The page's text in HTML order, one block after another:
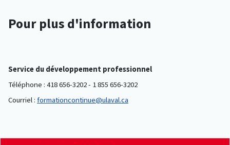
Pour plus d'information
Service du développement professionnel
Téléphone : 418 656-3202 - 1 855 656-3202
Courriel : formationcontinue@ulaval.ca